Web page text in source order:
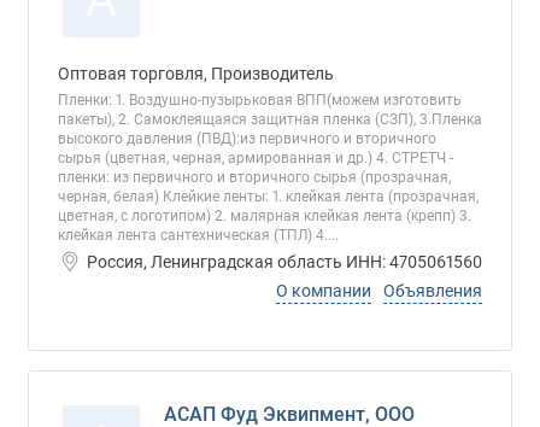
Оптовая торговля, Производитель
Пленки: 1. Воздушно-пузырьковая ВПП(можем изготовить
пакеты), 2. Самоклеящаяся защитная пленка (СЗП), 3.Пленка
высокого давления (ПВД):из первичного и вторичного
сырья (цветная, черная, армированная и др.) 4. СТРЕТЧ -
пленки: из первичного и вторичного сырья (прозрачная,
черная, белая) Клейкие ленты: 1. клейкая лента (прозрачная,
цветная, с логотипом) 2. малярная клейкая лента (крепп) 3.
клейкая лента сантехническая (ТПЛ) 4....
Россия, Ленинградская область ИНН: 4705061560
О компании
Объявления
АСАП Фуд Эквипмент, ООО